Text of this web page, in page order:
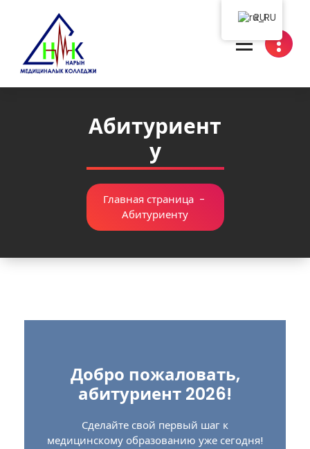
Абитуриент
у
Главная страница-
Абитуриенту
Добро пожаловать,
абитуриент 2026!
Сделайте свой первый шаг к
медицинскому образованию уже сегодня!
RU